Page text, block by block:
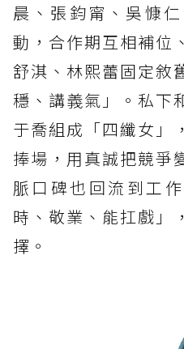
晨、張鈞甯、吳慷
動，合作期互相補位
舒淇、林熙蕾固定敘
穩、講義氣」。私下
于喬組成「四纖女」
捧場，用真誠把競爭
脈口碑也回流到工
時、敬業、能扛戲」
擇。